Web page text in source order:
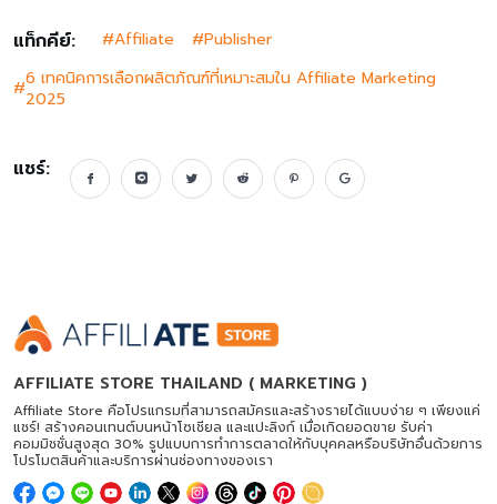
แท็กคีย์: #Affiliate #Publisher
#6 เทคนิคการเลือกผลิตภัณฑ์ที่เหมาะสมใน Affiliate Marketing
2025
แชร์:
AFFILIATE STORE THAILAND ( MARKETING )
Affiliate Store คือโปรแกรมที่สามารถสมัครและสร้างรายได้แบบง่าย ๆ เพียงแค่
แชร์! สร้างคอนเทนต์บนหน้าโซเชียล และแปะลิงก์ เมื่อเกิดยอดขาย รับค่า
คอมมิชชั่นสูงสุด 30% รูปแบบการทำการตลาดให้กับบุคคลหรือบริษัทอื่นด้วยการ
โปรโมตสินค้าและบริการผ่านช่องทางของเรา